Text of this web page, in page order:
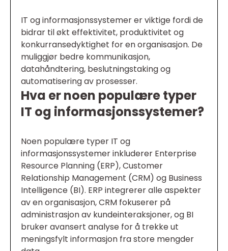
IT og informasjonssystemer er viktige fordi de
bidrar til økt effektivitet, produktivitet og
konkurransedyktighet for en organisasjon. De
muliggjør bedre kommunikasjon,
datahåndtering, beslutningstaking og
automatisering av prosesser.
Hva er noen populære typer
IT og informasjonssystemer?
Noen populære typer IT og
informasjonssystemer inkluderer Enterprise
Resource Planning (ERP), Customer
Relationship Management (CRM) og Business
Intelligence (BI). ERP integrerer alle aspekter
av en organisasjon, CRM fokuserer på
administrasjon av kundeinteraksjoner, og BI
bruker avansert analyse for å trekke ut
meningsfylt informasjon fra store mengder